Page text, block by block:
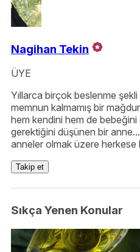
Nagihan Tekin
ÜYE
Yıllarca birçok beslenme
memnun kalmamış bir
hem kendini hem de
gerektiğini düşünen bir
anneler olmak üzere herkese
Takip et
Sıkça Yenen Konular